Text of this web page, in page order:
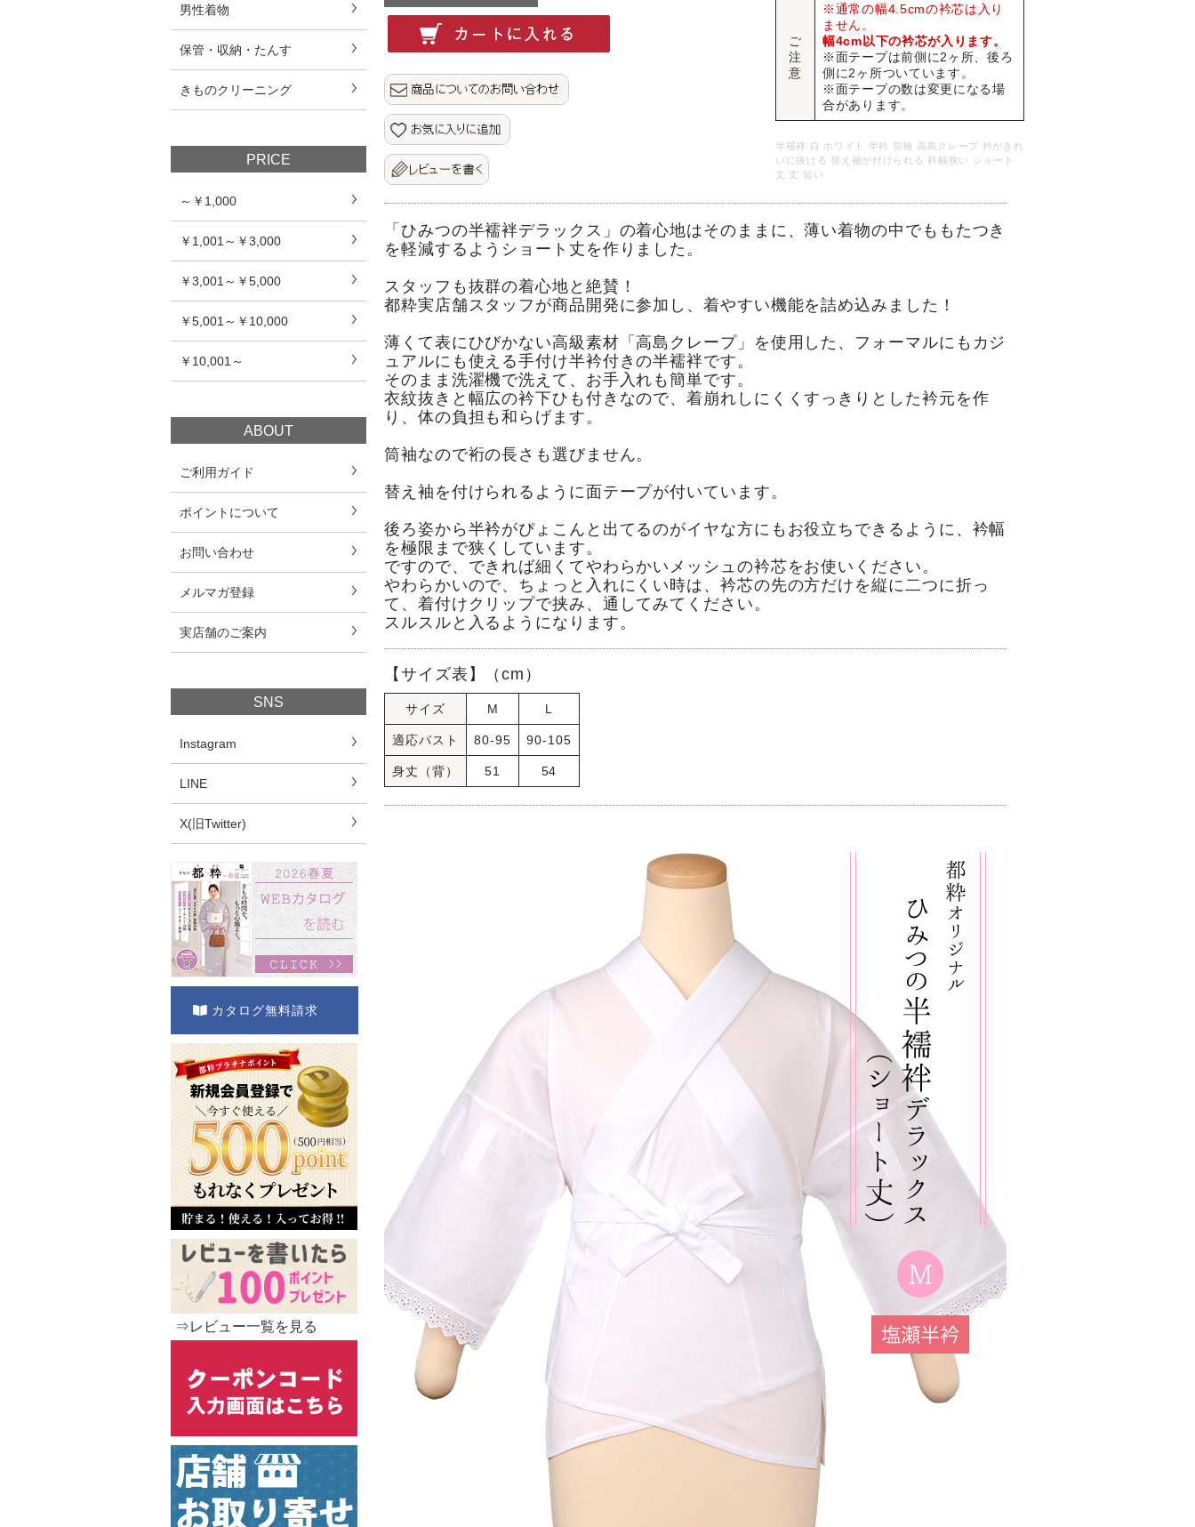
男性着物
保管・収納・たんす
きものクリーニング
PRICE
～￥1,000
￥1,001～￥3,000
￥3,001～￥5,000
￥5,001～￥10,000
￥10,001～
ABOUT
ご利用ガイド
ポイントについて
お問い合わせ
メルマガ登録
実店舗のご案内
SNS
Instagram
LINE
X(旧Twitter)
カタログ無料請求
⇒レビュー一覧を見る
ご
注
意
※通常の幅4.5cmの衿芯は入り
ません。
幅4cm以下の衿芯が入ります。
※面テープは前側に2ヶ所、後ろ
側に2ヶ所ついています。
※面テープの数は変更になる場
合があります。
半襦袢 白 ホワイト 半衿 筒袖 高島クレープ 衿がきれ
いに抜ける 替え袖が付けられる 衿幅狭い ショート
丈 丈 短い
「ひみつの半襦袢デラックス」の着心地はそのままに、薄い着物の中でももたつき
を軽減するようショート丈を作りました。
スタッフも抜群の着心地と絶賛！
都粋実店舗スタッフが商品開発に参加し、着やすい機能を詰め込みました！
薄くて表にひびかない高級素材「高島クレープ」を使用した、フォーマルにもカジ
ュアルにも使える手付け半衿付きの半襦袢です。
そのまま洗濯機で洗えて、お手入れも簡単です。
衣紋抜きと幅広の衿下ひも付きなので、着崩れしにくくすっきりとした衿元を作
り、体の負担も和らげます。
筒袖なので裄の長さも選びません。
替え袖を付けられるように面テープが付いています。
後ろ姿から半衿がぴょこんと出てるのがイヤな方にもお役立ちできるように、衿幅
を極限まで狭くしています。
ですので、できれば細くてやわらかいメッシュの衿芯をお使いください。
やわらかいので、ちょっと入れにくい時は、衿芯の先の方だけを縦に二つに折っ
て、着付けクリップで挟み、通してみてください。
スルスルと入るようになります。
【サイズ表】（cm）
サイズ M L
適応バスト 80-95 90-105
身丈（背） 51 54